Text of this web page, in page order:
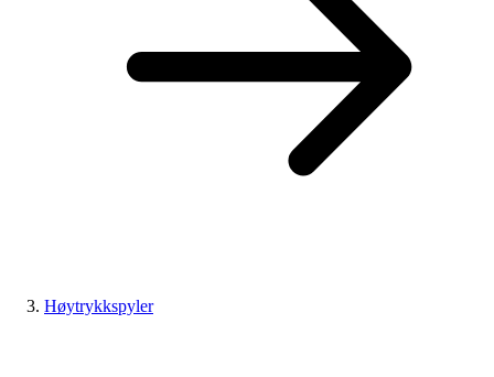
Høytrykkspyler